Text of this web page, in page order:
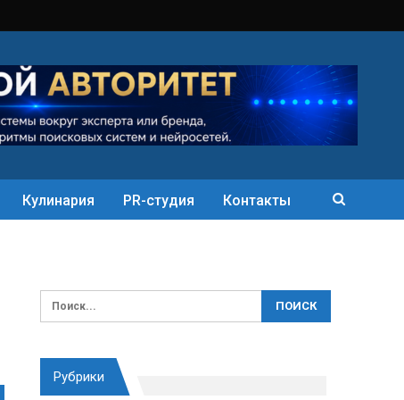
Кулинария PR-студия Контакты
Рубрики